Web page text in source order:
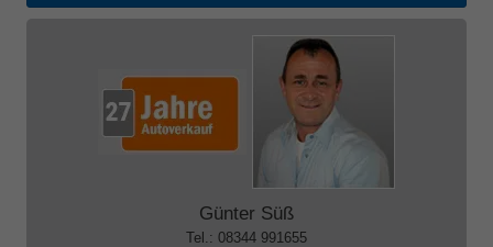
Günter Süß
Tel.: 08344 991655